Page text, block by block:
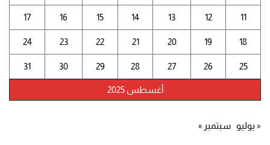
أغسطس 2025
11
12
13
14
15
16
17
18
19
20
21
22
23
24
25
26
27
28
29
30
31
« يوليو سبتمبر »